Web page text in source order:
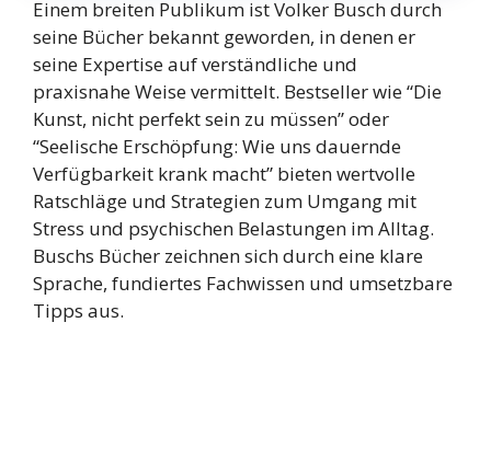
Einem breiten Publikum ist Volker Busch durch
seine Bücher bekannt geworden, in denen er
seine Expertise auf verständliche und
praxisnahe Weise vermittelt. Bestseller wie “Die
Kunst, nicht perfekt sein zu müssen” oder
“Seelische Erschöpfung: Wie uns dauernde
Verfügbarkeit krank macht” bieten wertvolle
Ratschläge und Strategien zum Umgang mit
Stress und psychischen Belastungen im Alltag.
Buschs Bücher zeichnen sich durch eine klare
Sprache, fundiertes Fachwissen und umsetzbare
Tipps aus.